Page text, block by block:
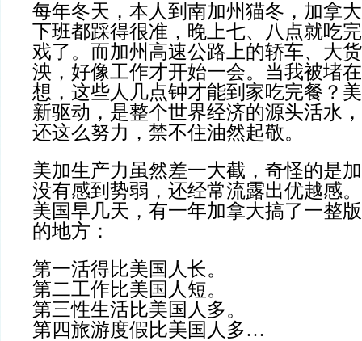
每年冬天，本人到南加州猫冬，加拿
下班都踩得很准，晚上七、八点就吃
戏了。而加州高速公路上的轿车、大
泱，好像工作才开始一会。当我被堵
想，这些人几点钟才能到家吃完餐？
新驱动，是整个世界经济的源头活水
还这么努力，禁不住油然起敬。
美加生产力虽然差一大截，奇怪的是
没有感到势弱，还经常流露出优越感
美国早几天，有一年加拿大搞了一整
的地方：
第一活得比美国人长。
第二工作比美国人短。
第三性生活比美国人多。
第四旅游度假比美国人多…